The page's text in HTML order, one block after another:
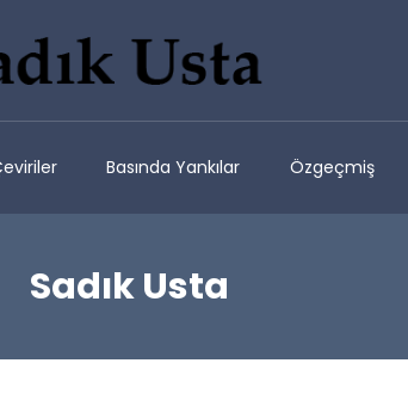
Basında Yankılar Özgeçmiş
Sadık Usta